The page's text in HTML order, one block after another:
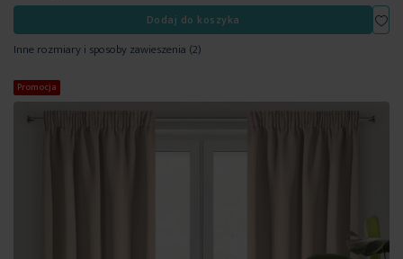
Dodaj do koszyka
Inne rozmiary i sposoby zawieszenia (2)
Promocja